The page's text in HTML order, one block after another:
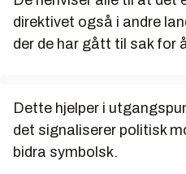
direktivet også i andre
der de har gått til sak for
Dette hjelper i
det signaliserer politisk
bidra symbolsk.